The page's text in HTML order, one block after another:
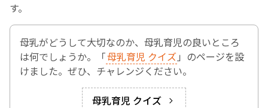
す。
母乳がどうして大切なのか、母乳育児の良いところ
は何でしょうか。「母乳育児 クイズ 」のページを設
けました。ぜひ、チャレンジください。
母乳育児 クイズ
遠方にお住まいで当院での出産を希望される方へ
医師プロフィール